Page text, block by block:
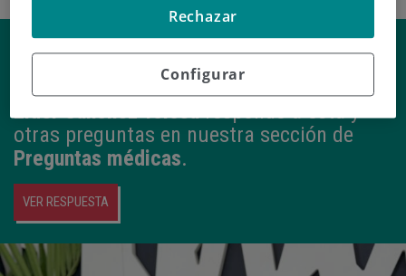
Cómo eliminar la retención de
Eider Sánchez Tolosaresponde a esta y
otras preguntas en nuestra sección de
Preguntas médicas.
VER RESPUESTA
Configurar
Rechazar